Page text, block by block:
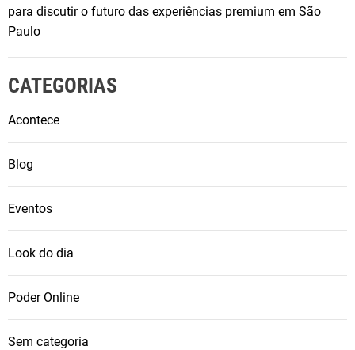
para discutir o futuro das experiências premium em São
Paulo
CATEGORIAS
Acontece
Blog
Eventos
Look do dia
Poder Online
Sem categoria